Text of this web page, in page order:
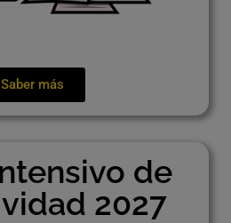
Saber más
de
2027